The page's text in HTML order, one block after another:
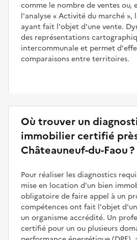
comme le nombre de ventes ou,
l'analyse
Activité du marché ,
ayant fait l'objet d'une vente.
des représentations
intercommunale et permet
comparaisons entre territoires.
Où trouver un
immobilier certifié
Châteauneuf-du-Faou ?
Pour réaliser les diagnostics
mise en location d'un bien
obligatoire de faire appel à un
compétences ont fait l'objet
un organisme accrédité. Un
certifié pour un ou plusieurs